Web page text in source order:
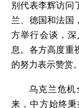
别代表李辉访问
兰、德国和法国
方举行会谈，
息。各方高度重
的努力表示赞赏。
乌克兰危机
来，中方始终